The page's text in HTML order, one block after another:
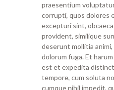
praesentium
corrupti, quos dolores
excepturi sint,
provident, similique
deserunt mollitia
dolorum fuga. Et
est et expedita
tempore, cum soluta
cumque nihil impedit,